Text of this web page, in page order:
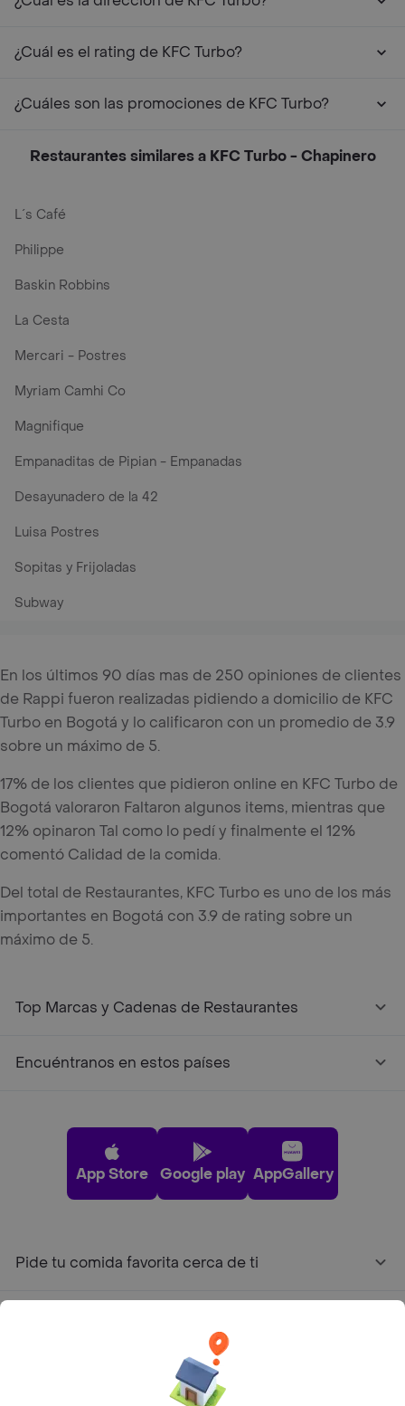
¿Cuál es el rating de KFC Turbo?
¿Cuáles son las promociones de KFC Turbo?
Restaurantes similares a KFC Turbo - Chapinero
L´s Café
Philippe
Baskin Robbins
La Cesta
Mercari - Postres
Myriam Camhi Co
Magnifique
Empanaditas de Pipian - Empanadas
Desayunadero de la 42
Luisa Postres
Sopitas y Frijoladas
Subway
En los últimos 90 días mas de 250 opiniones de clientes
de Rappi fueron realizadas pidiendo a domicilio de KFC
Turbo en Bogotá y lo calificaron con un promedio de 3.9
sobre un máximo de 5.
17% de los clientes que pidieron online en KFC Turbo de
Bogotá valoraron Faltaron algunos items, mientras que
12% opinaron Tal como lo pedí y finalmente el 12%
comentó Calidad de la comida.
Del total de Restaurantes, KFC Turbo es uno de los más
importantes en Bogotá con 3.9 de rating sobre un
máximo de 5.
Top Marcas y Cadenas de Restaurantes
Encuéntranos en estos países
App Store Google play AppGallery
Pide tu comida favorita cerca de ti